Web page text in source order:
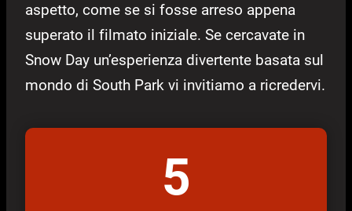
aspetto, come se si fosse arreso appena
superato il filmato iniziale. Se cercavate in
Snow Day un’esperienza divertente basata sul
mondo di South Park vi invitiamo a ricredervi.
5